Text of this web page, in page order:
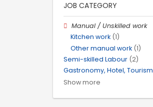
JOB CATEGORY
Manual / Unskilled work
Kitchen work (1)
Other manual work (1)
Semi-skilled Labour (2)
Gastronomy, Hotel, Tourism
Show more